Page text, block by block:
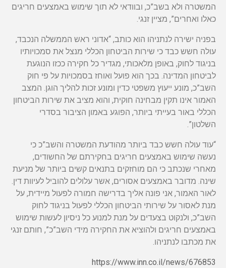
המשטרה ולא בשב”כ, ובוודאי לא תוך שימוש באמצעים חריגים
כאלו ואחרים”, מציין זנגי.
בפניה ישירה לנתניהו הוא כותב, “אדוני ראש הממשלה הנכבד,
עולה חשש כבד כי שירות הביטחון הכללי מנצל את סמכויותיו
בניגוד לחוק, באופן מלאכותי, מגדיר כל חקירה ככזו הנוגעת
לביטחון המדינה. בכך הוא פועל ואוחז בסמכויות על פי חוק
השב”כ, מונע ייעוץ משפטי כדין ומונע זכות להליך הוגן. המצב
האמור אינו תקין מבחינה חוקית, והוא מציב את שירות הביטחון
הכללי באור בעייתי ביותר, הפוגע באמון הציבור בסדרי
השלטון”.
“עוד עולה חשש כבד ביותר מהודעת המשטרה והשב”כ כי
נעשה שימוש באמצעים חריגים בחקירתם של החשודים,
מאחרי שנכתב כי הם מוחזקים בתנאים קשים ביותר של מניעת
שינה. מדובר באמצעים אסורים, אשר עלולים להוביל לעיוות דין.
לאור האמור, אני פונה אליך בדרישה חמורה לפעול מיידית, על
מנת לאסור על שירותי הביטחון הכללי לפעול בניגוד לחוק
השב”כ, ולנקוט בצעדים על מנת למנוע כל ניסיון לעשות שימוש
באמצעים חריגים ולהוציא את החקירה מידי השב”כ”, חותם זנגי
את מכתבו לנתניהו.
https://www.inn.co.il/news/676853